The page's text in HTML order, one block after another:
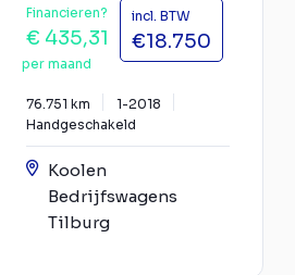
Financieren?
€ 435,31
per maand
incl. BTW
€18.750
76.751 km
1-2018
Handgeschakeld
Koolen
Bedrijfswagens
Tilburg